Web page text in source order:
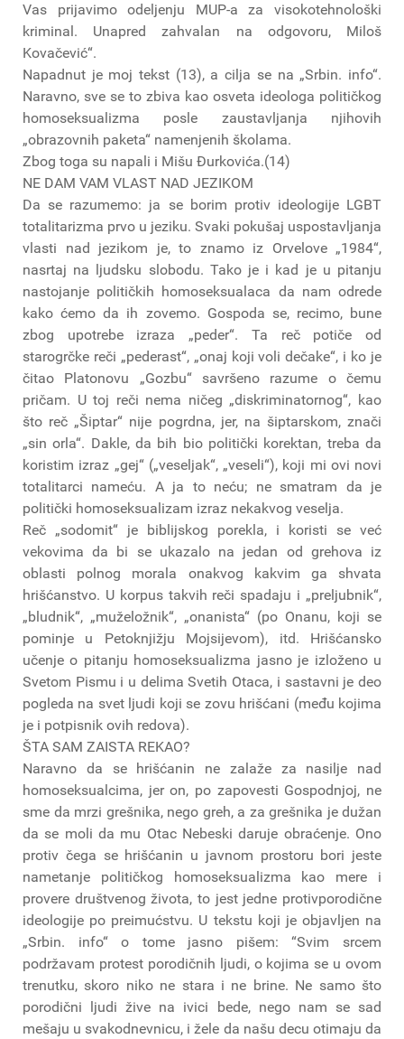
Vas prijavimo odeljenju MUP-a za visokotehnološki
kriminal. Unapred zahvalan na odgovoru, Miloš
Kovačević“.
Napadnut je moj tekst (13), a cilja se na „Srbin. info“.
Naravno, sve se to zbiva kao osveta ideologa političkog
homoseksualizma posle zaustavljanja njihovih
„obrazovnih paketa“ namenjenih školama.
Zbog toga su napali i Mišu Đurkovića.(14)
NE DAM VAM VLAST NAD JEZIKOM
Da se razumemo: ja se borim protiv ideologije LGBT
totalitarizma prvo u jeziku. Svaki pokušaj uspostavljanja
vlasti nad jezikom je, to znamo iz Orvelove „1984“,
nasrtaj na ljudsku slobodu. Tako je i kad je u pitanju
nastojanje političkih homoseksualaca da nam odrede
kako ćemo da ih zovemo. Gospoda se, recimo, bune
zbog upotrebe izraza „peder“. Ta reč potiče od
starogrčke reči „pederast“, „onaj koji voli dečake“, i ko je
čitao Platonovu „Gozbu“ savršeno razume o čemu
pričam. U toj reči nema ničeg „diskriminatornog“, kao
što reč „Šiptar“ nije pogrdna, jer, na šiptarskom, znači
„sin orla“. Dakle, da bih bio politički korektan, treba da
koristim izraz „gej“ („veseljak“, „veseli“), koji mi ovi novi
totalitarci nameću. A ja to neću; ne smatram da je
politički homoseksualizam izraz nekakvog veselja.
Reč „sodomit“ je biblijskog porekla, i koristi se već
vekovima da bi se ukazalo na jedan od grehova iz
oblasti polnog morala onakvog kakvim ga shvata
hrišćanstvo. U korpus takvih reči spadaju i „preljubnik“,
„bludnik“, „muželožnik“, „onanista“ (po Onanu, koji se
pominje u Petoknjižju Mojsijevom), itd. Hrišćansko
učenje o pitanju homoseksualizma jasno je izloženo u
Svetom Pismu i u delima Svetih Otaca, i sastavni je deo
pogleda na svet ljudi koji se zovu hrišćani (među kojima
je i potpisnik ovih redova).
ŠTA SAM ZAISTA REKAO?
Naravno da se hrišćanin ne zalaže za nasilje nad
homoseksualcima, jer on, po zapovesti Gospodnjoj, ne
sme da mrzi grešnika, nego greh, a za grešnika je dužan
da se moli da mu Otac Nebeski daruje obraćenje. Ono
protiv čega se hrišćanin u javnom prostoru bori jeste
nametanje političkog homoseksualizma kao mere i
provere društvenog života, to jest jedne protivporodične
ideologije po preimućstvu. U tekstu koji je objavljen na
„Srbin. info“ o tome jasno pišem: “Svim srcem
podržavam protest porodičnih ljudi, o kojima se u ovom
trenutku, skoro niko ne stara i ne brine. Ne samo što
porodični ljudi žive na ivici bede, nego nam se sad
mešaju u svakodnevnicu, i žele da našu decu otimaju da